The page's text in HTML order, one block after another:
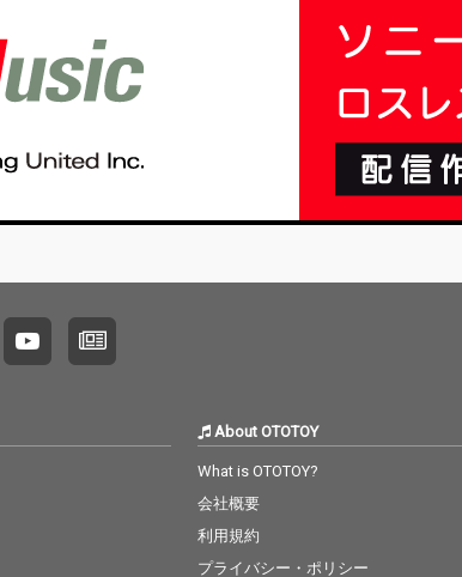
About OTOTOY
What is OTOTOY?
会社概要
利用規約
プライバシー・ポリシー